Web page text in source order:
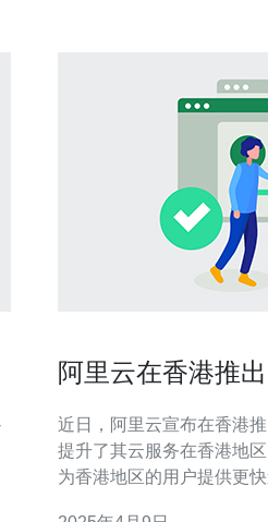
阿里云在香港推
近日，阿里云宣布在香港
提升了其云服务在香港地
为香港地区的用户提供更